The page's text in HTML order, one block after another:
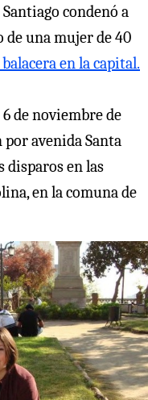
condenó a
de una mujer de 40
en la capital.
6 de noviembre de
avenida Santa
en las
en la comuna de